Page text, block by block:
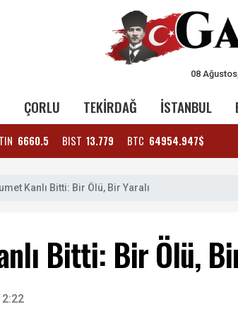
08
ÇORLU TEKİRDAĞ İSTANBUL
6660.5 BIST 13.779 BTC 64954.947$
Kanlı Bitti: Bir Ölü, Bir Yaralı
Bitti: Bir Ölü,